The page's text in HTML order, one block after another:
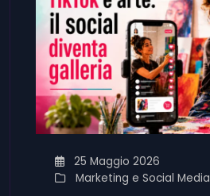
25 Maggio 2026
Marketing e Social Media